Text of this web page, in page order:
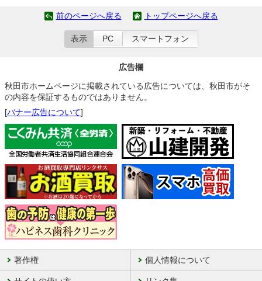
前のページへ戻る トップページへ戻る
表示 PC スマートフォン
広告欄
秋田市ホームページに掲載されている広告については、秋田市がそ
の内容を保証するものではありません。
[バナー広告について]
著作権 個人情報について